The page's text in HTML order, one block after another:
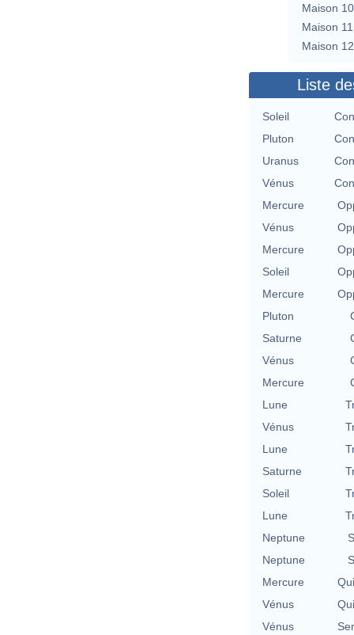
Maison 10
Maison 11
Maison 12
Liste
Soleil
Pluton
Uranus
Vénus
Mercure
Vénus
Mercure
Soleil
Mercure
Pluton
Saturne
Vénus
Mercure
Lune
Vénus
Lune
Saturne
Soleil
Lune
Neptune
Neptune
Mercure
Vénus
Vénus